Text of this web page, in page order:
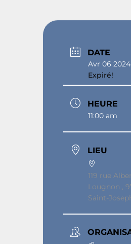
DATE
Avr 06 2024
Expiré!
HEURE
11:00 am
LIEU
119 rue
Lougnon ,
Saint-